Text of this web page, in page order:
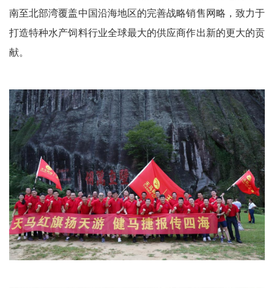
南至北部湾覆盖中国沿海地区的完善战略销售网略，致力于
打造特种水产饲料行业全球最大的供应商作出新的更大的贡
献。